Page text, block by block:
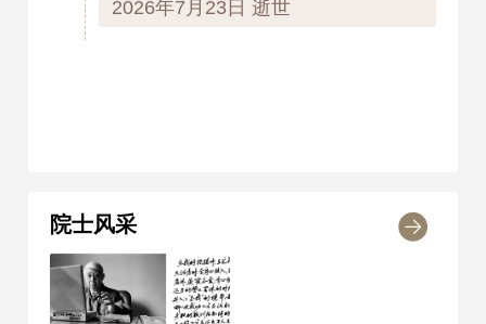
2026年7月23日逝世
院士风采